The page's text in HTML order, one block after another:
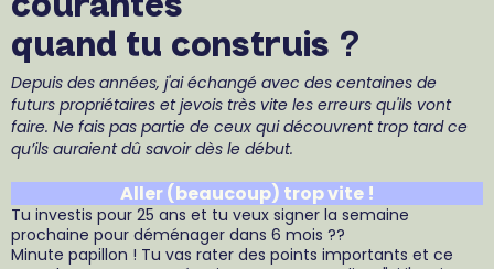
quand tu construis ?
Depuis des années, j'ai échangé avec des centaines de
futurs propriétaires et jevois très vite les erreurs qu'ils vont
faire. Ne fais pas partie de ceux qui découvrent trop tard ce
qu’ils auraient dû savoir dès le début.
Aller (beaucoup) trop vite !
Tu investis pour 25 ans et tu veux signer la semaine
prochaine pour déménager dans 6 mois ??
Minute papillon ! Tu vas rater des points importants et ce